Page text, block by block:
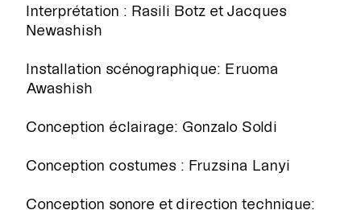
Interprétation : Rasili Botz et Jacques
Newashish
Installation scénographique: Eruoma
Awashish
Conception éclairage: Gonzalo Soldi
Conception costumes : Fruzsina Lanyi
Conception sonore et direction technique: